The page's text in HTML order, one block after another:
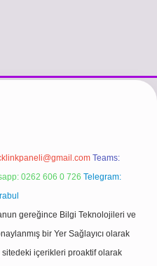
betci.cobetci
Teams:
0262 606 0 726 Telegram:
gereğince Bilgi Teknolojileri ve
bir Yer Sağlayıcı olarak
içerikleri proaktif olarak